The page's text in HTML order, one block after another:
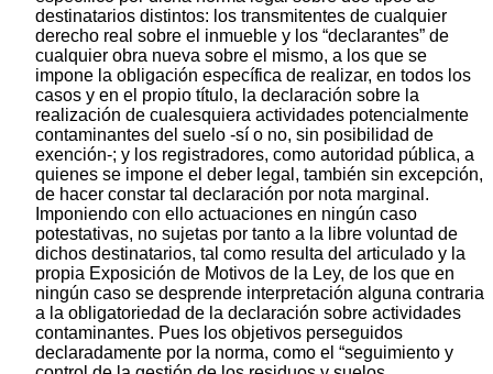
destinatarios distintos: los transmitentes de cualquier
derecho real sobre el inmueble y los “declarantes” de
cualquier obra nueva sobre el mismo, a los que se
impone la obligación específica de realizar, en todos los
casos y en el propio título, la declaración sobre la
realización de cualesquiera actividades potencialmente
contaminantes del suelo -sí o no, sin posibilidad de
exención-; y los registradores, como autoridad pública, a
quienes se impone el deber legal, también sin excepción,
de hacer constar tal declaración por nota marginal.
Imponiendo con ello actuaciones en ningún caso
potestativas, no sujetas por tanto a la libre voluntad de
dichos destinatarios, tal como resulta del articulado y la
propia Exposición de Motivos de la Ley, de los que en
ningún caso se desprende interpretación alguna contraria
a la obligatoriedad de la declaración sobre actividades
contaminantes. Pues los objetivos perseguidos
declaradamente por la norma, como el “seguimiento y